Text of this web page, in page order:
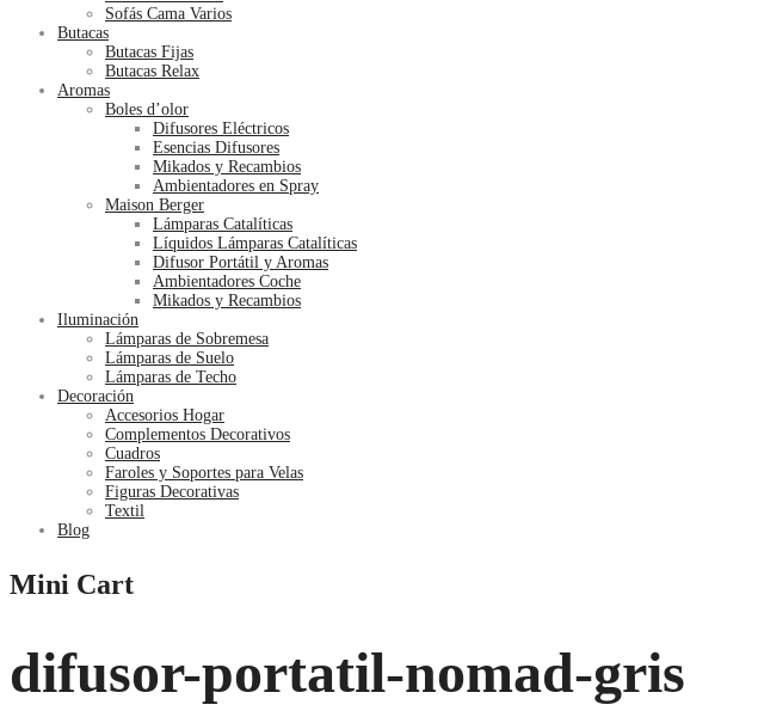
Sofás Cama Varios
Butacas
Butacas Fijas
Butacas Relax
Aromas
Boles d’olor
Difusores Eléctricos
Esencias Difusores
Mikados y Recambios
Ambientadores en Spray
Maison Berger
Lámparas Catalíticas
Líquidos Lámparas Catalíticas
Difusor Portátil y Aromas
Ambientadores Coche
Mikados y Recambios
Iluminación
Lámparas de Sobremesa
Lámparas de Suelo
Lámparas de Techo
Decoración
Accesorios Hogar
Complementos Decorativos
Cuadros
Faroles y Soportes para Velas
Figuras Decorativas
Textil
Blog
Mini Cart
difusor-portatil-nomad-gris